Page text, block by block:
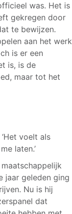
was. Het is
gekregen door
te bewijzen.
aan het werk
is er een
is, is de
maar tot het
voelt als
laten.’
jaar geleden ging
Nu is hij
dat